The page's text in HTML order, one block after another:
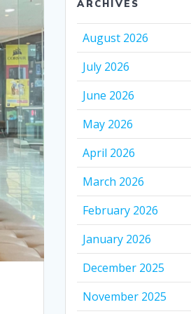
ARCHIVES
August 2026
July 2026
June 2026
May 2026
April 2026
March 2026
February 2026
January 2026
December 2025
November 2025